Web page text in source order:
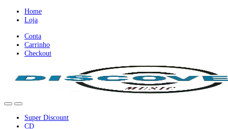
nevegação
conteúdo
Home
Loja
Conta
Carrinho
Checkout
Super Discount
CD